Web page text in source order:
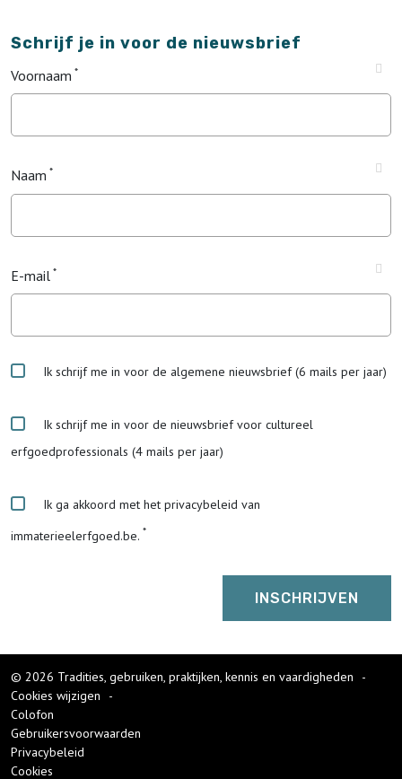
Schrijf je in voor de nieuwsbrief
Voornaam
Naam
E-mail
Ik schrijf me in voor de algemene nieuwsbrief (6 mails per jaar)
Ik schrijf me in voor de nieuwsbrief voor cultureel
erfgoedprofessionals (4 mails per jaar)
Ik ga akkoord met het privacybeleid van
immaterieelerfgoed.be.
© 2026 Tradities, gebruiken, praktijken, kennis en vaardigheden
-
Cookies wijzigen
-
Colofon
Gebruikersvoorwaarden
Privacybeleid
Cookies